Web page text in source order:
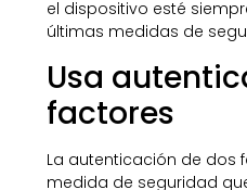
el dispositivo esté
últimas medidas de
Usa
factores
La autenticación de dos
medida de seguridad